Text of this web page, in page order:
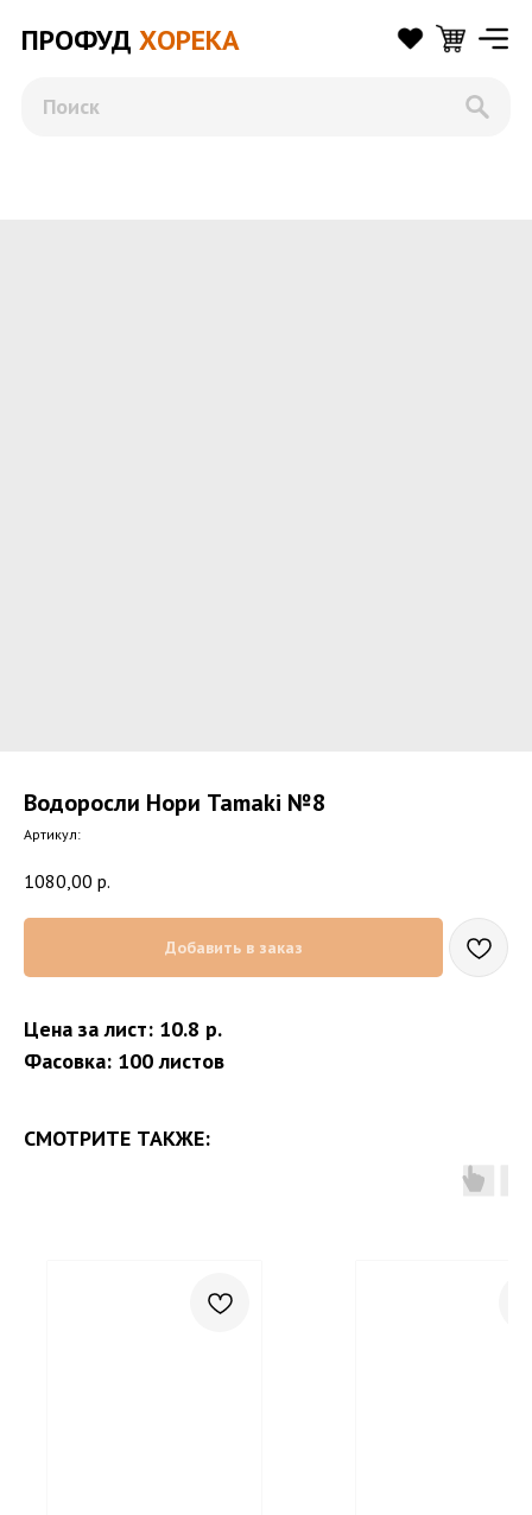
ПРОФУД ХОРЕКА
Поиск
Водоросли Нори Tamaki №8
Артикул:
1080,00 р.
Добавить в заказ
Цена за лист: 10.8 р.
Фасовка: 100 листов
СМОТРИТЕ ТАКЖЕ: